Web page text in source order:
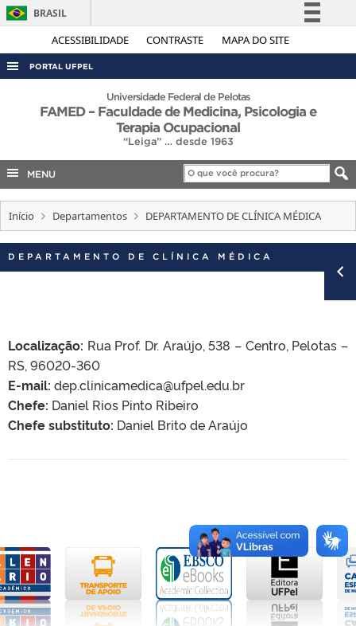
ACESSIBILIDADE CONTRASTE MAPA DO SITE
BRASIL
Simplifique!
Acesso à informação
Legislação
Canais
PORTAL UFPEL
ACESSO À INFORMAÇÃO
CONCURSOS
EDITAIS
INTERNACIONAL
OUVIDORIA
Universidade Federal de Pelotas
FAMED – Faculdade de Medicina, Psicologia e
Terapia Ocupacional
“Leiga” … desde 1963
MENU
Início Departamentos DEPARTAMENTO DE CLÍNICA MÉDICA
DEPARTAMENTO DE CLÍNICA MÉDICA
Localização: Rua Prof. Dr. Araújo, 538 – Centro, Pelotas –
RS, 96020-360
E-mail: dep.clinicamedica@ufpel.edu.br
Chefe: Daniel Rios Pinto Ribeiro
Chefe substituto: Daniel Brito de Araújo